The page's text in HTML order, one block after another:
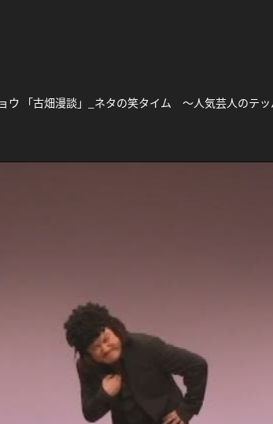
ウ 「古畑漫談」_ネタの笑タイム 〜人気芸人のテ